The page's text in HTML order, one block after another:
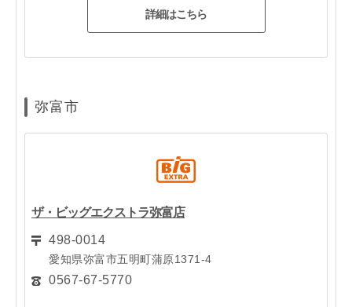
詳細はこちら
弥富市
ザ・ビッグエクストラ弥富店
498-0014
愛知県弥富市五明町蒲原1371-4
0567-67-5770